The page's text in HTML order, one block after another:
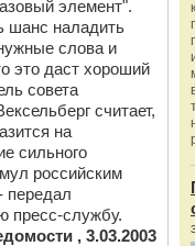
элемент".
шанс наладить
слова и
это даст хороший
совета
считает,
на
сильного
российским
передал
пресс-службу.
, 3.03.2003